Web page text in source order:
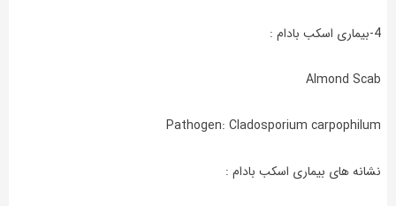
4-بیماری اسکب بادام :
Almond Scab
Pathogen: Cladosporium carpophilum
نشانه های بیماری اسکب بادام :